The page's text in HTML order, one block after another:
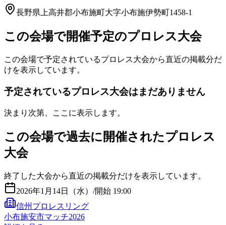
長野県上高井郡小布施町大字小布施伊勢町1458-1
この会場で開催予定のプロレス大会
この会場で予定されているプロレス大会から直近の掲載分だ
けを表示しています。
予定されているプロレス大会はまだありません
決まり次第、ここに表示します。
この会場で過去に開催されたプロレス
大会
終了した大会から直近の掲載分だけを表示しています。
2026年1月14日（水） /開始 19:00
信州プロレスリング
小布施安市マッチ2026